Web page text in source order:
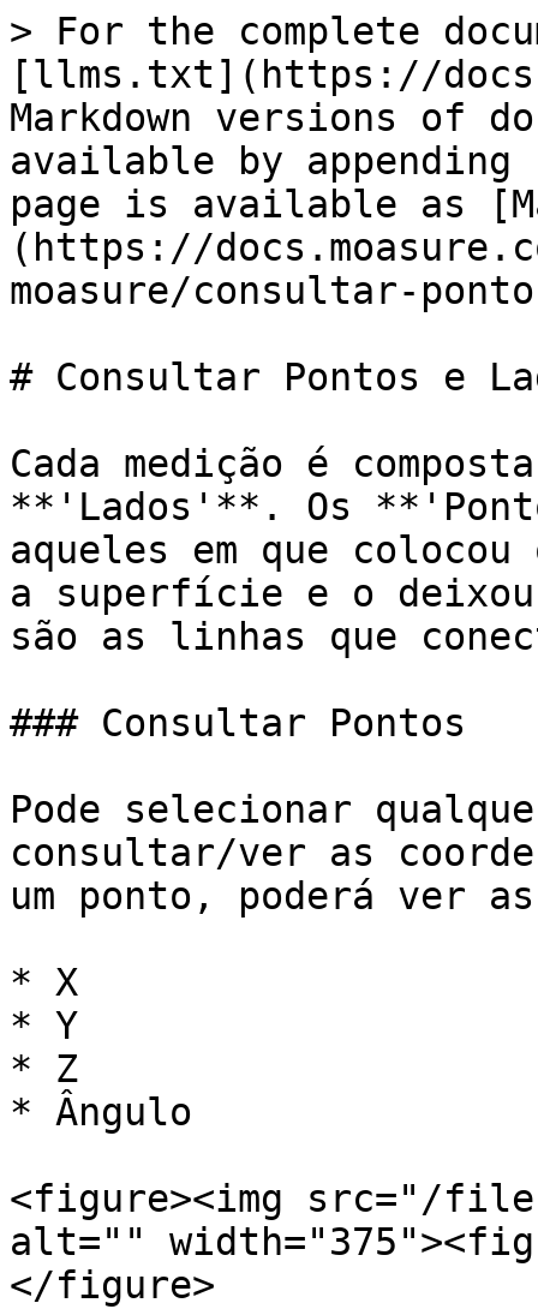
> For the complete
[llms.txt](https://
Markdown versions of
available by
page is available as
(https://
moasure/consultar-
# Consultar Pontos e
Cada medição é
**'Lados'**. Os
aqueles em que
a superfície e o
são as linhas que
### Consultar Pontos
Pode selecionar
consultar/ver as
um ponto, poderá ver
* X
* Y
* Z
* Ângulo
<figure><img src="/files/
alt=""
</figure>